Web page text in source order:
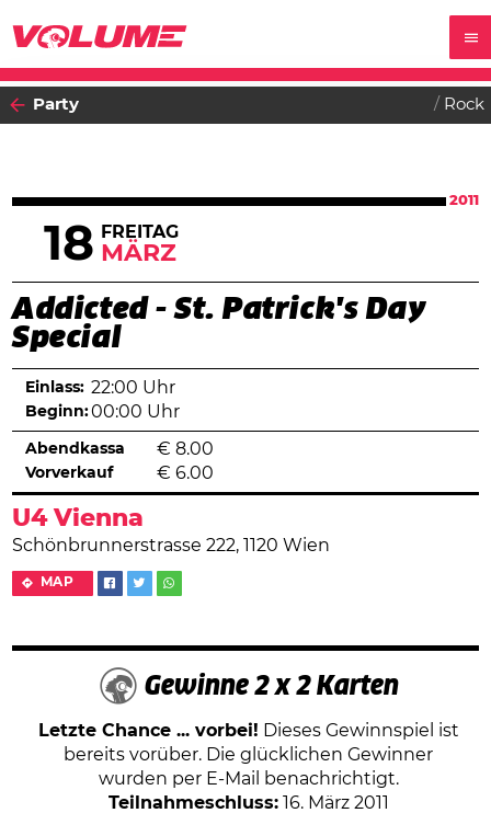
Party Rock
2011
18 FREITAG
MÄRZ
Addicted - St. Patrick's Day
Special
U4 Vienna
Schönbrunnerstrasse 222, 1120 Wien
MAP
Einlass: 22:00 Uhr
Beginn:00:00 Uhr
Abendkassa € 8.00
Vorverkauf € 6.00
Gewinne 2 x 2 Karten
Letzte Chance ... vorbei! Dieses Gewinnspiel ist
bereits vorüber. Die glücklichen Gewinner
wurden per E-Mail benachrichtigt.
Teilnahmeschluss:16. März 2011